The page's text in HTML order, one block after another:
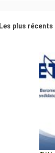
Les plus récents